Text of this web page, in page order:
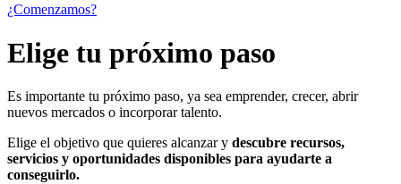
¿Comenzamos?
Elige tu próximo paso
Es importante tu próximo paso, ya sea emprender, crecer, abrir
nuevos mercados o incorporar talento.
Elige el objetivo que quieres alcanzar y descubre recursos,
servicios y oportunidades disponibles para ayudarte a
conseguirlo.